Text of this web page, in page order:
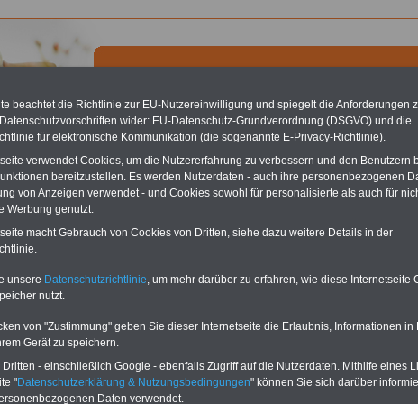
Reha - Recherchieren Sie mit dem "führenden" Klinikverzeichnis
führende Klinikverzeichnis rund um die Beihilfe" gibt ihnen Orientierung
nach der geeigneten Klinik für Ihre nächsten Reha. Sie können auch
von A bis Z
Angebote nach Gesundheitswochen..
- Stimmheilzentrum
43
Rappenau
64 / 86 21 13
beachtet die Richtlinie zur EU-Nutzereinwilligung und spiegelt die Anforderungen
wider: EU-Datenschutz-Grundverordnung (DSGVO) und die
für elektronische Kommunikation (die sogenannte E-Privacy-Richtlinie).
verwendet Cookies, um die Nutzererfahrung zu verbessern und den Benutzern
bereitzustellen. Es werden Nutzerdaten - auch ihre personenbezogenen
von Anzeigen verwendet - und Cookies sowohl für personalisierte als auch für
Werbung genutzt.
macht Gebrauch von Cookies von Dritten, siehe dazu weitere Details in der
unsere Datenschutzrichtlinie, um mehr darüber zu erfahren, wie diese Internetseite
nutzt.
von "Zustimmung" geben Sie dieser Internetseite die Erlaubnis, Informationen in
Gerät zu speichern.
- einschließlich Google - ebenfalls Zugriff auf die Nutzerdaten. Mithilfe eines
"Datenschutzerklärung & Nutzungsbedingungen" können Sie sich darüber
Daten verwendet.